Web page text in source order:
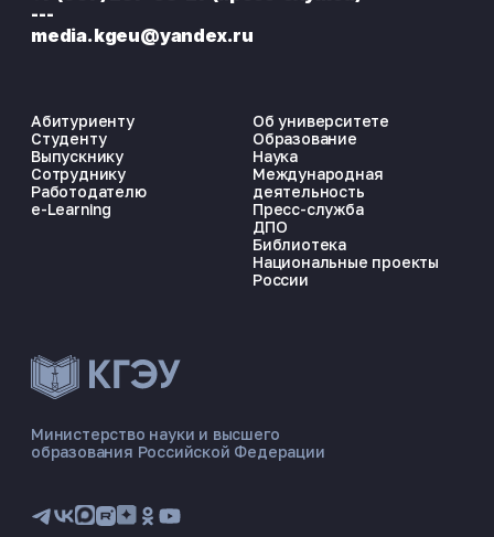
ЭНЕРГОКОД — ПОМОЩНИК КГЭУ
📋 Приёмная комиссия
🏠 Общежитие
Министерство науки и высшего
образования Российской Федерации
Абитуриенту
Студенту
Выпускнику
Сотруднику
Работодателю
e-Learning
Об университете
Образование
Наука
Международная
деятельность
Пресс-служба
ДПО
Библиотека
Национальные проекты
России
---
media.kgeu@yandex.ru